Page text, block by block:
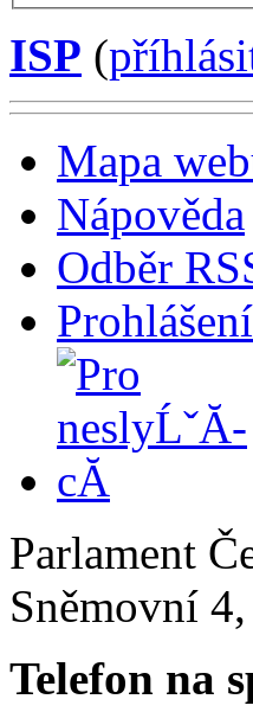
ISP (
Mapa
Nápověda
Odběr
Parlament
Sněmovní
Telefon na